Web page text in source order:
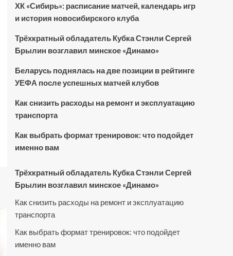
ХК «Сибирь»: расписание матчей, календарь игр
и история новосибирского клуба
Трёхкратный обладатель Кубка Стэнли Сергей
Брылин возглавил минское «Динамо»
Беларусь поднялась на две позиции в рейтинге
УЕФА после успешных матчей клубов
Как снизить расходы на ремонт и эксплуатацию
транспорта
Как выбрать формат тренировок: что подойдет
именно вам
Трёхкратный обладатель Кубка Стэнли Сергей
Брылин возглавил минское «Динамо»
Как снизить расходы на ремонт и эксплуатацию
транспорта
Как выбрать формат тренировок: что подойдет
именно вам